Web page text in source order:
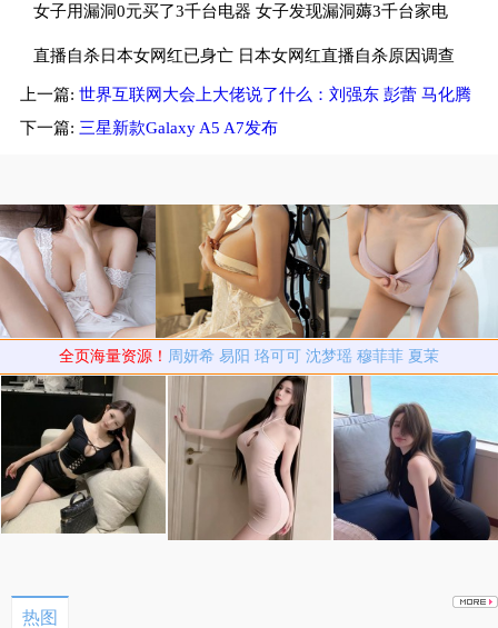
子斥畜生不如
女子用漏洞0元买了3千台电器 女子发现漏洞薅3千台家电
租仓库存放
直播自杀日本女网红已身亡 日本女网红直播自杀原因调查
中
上一篇: 世界互联网大会上大佬说了什么：刘强东 彭蕾 马化腾
下一篇: 三星新款Galaxy A5 A7发布
全页海量资源！ 周妍希 易阳 珞可可 沈梦瑶 穆菲菲 夏茉
热图